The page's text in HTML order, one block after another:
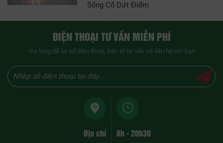
Sống Cổ Dứt Điểm
ĐIỆN THOẠI TƯ VẤN MIỄN PHÍ
Vui lòng để lại số điện thoại, bác sĩ tư vấn sẽ liên hệ với bạn
Địa chỉ 8h - 20h30